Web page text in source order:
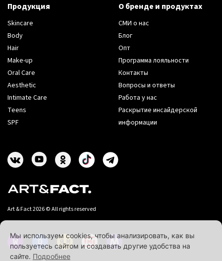
Art & Fact 2026 © All rights reserved
Продукция
Skincare
Body
Hair
Make-up
Oral Care
Aesthetic
Intimate Care
Teens
SPF
О бренде и продуктах
СМИ о нас
Блог
Опт
Программа лояльности
Контакты
Вопросы и ответы
Работа у нас
Раскрытие инсайдерской
информации
Мы используем cookies, чтобы анализировать, как вы
пользуетесь сайтом и создавать другие удобства на
сайте. Подробнее